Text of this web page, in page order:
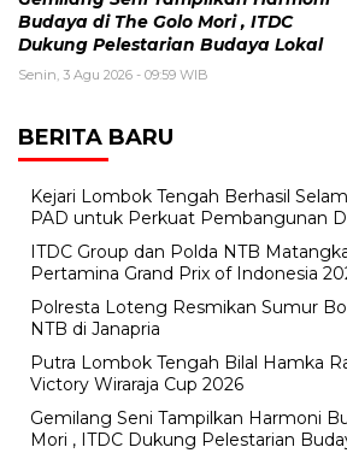
Budaya di The Golo Mori , ITDC
Dukung Pelestarian Budaya Lokal
Senin, 3 Agu 2026 - 09:59 WIB
BERITA BARU
Kejari Lombok Tengah Berhasil
PAD untuk Perkuat Pembangunan
ITDC Group dan Polda NTB
Pertamina Grand Prix of Indonesia
Polresta Loteng Resmikan Sumur
NTB di Janapria
Putra Lombok Tengah Bilal Hamka
Victory Wiraraja Cup 2026
Gemilang Seni Tampilkan Harmoni
Mori , ITDC Dukung Pelestarian